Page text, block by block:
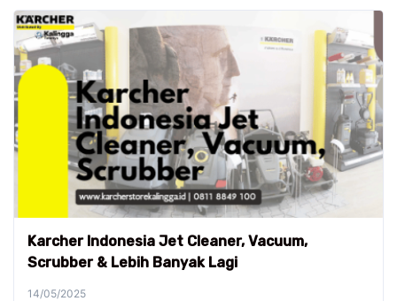
Karcher Indonesia Jet Cleaner, Vacuum,
Scrubber & Lebih Banyak Lagi
14/05/2025